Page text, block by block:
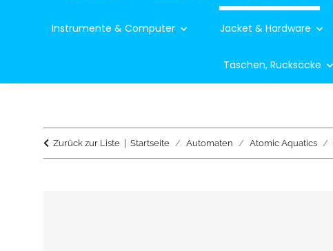
Instrumente & Computer Jacket & Hardware
Taschen, Rucksäcke
Zurück zur Liste Startseite Automaten Atomic Aquatics